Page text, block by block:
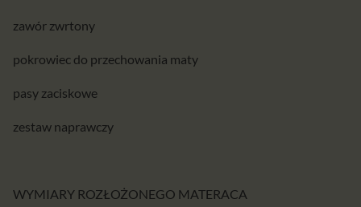
zawór zwrtony
pokrowiec do przechowania maty
pasy zaciskowe
zestaw naprawczy
WYMIARY ROZŁOŻONEGO MATERACA